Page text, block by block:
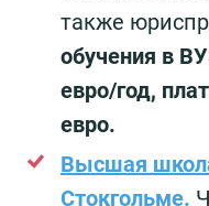
также
обучения в
евро/год,
евро.
Высшая
Стокгольме.